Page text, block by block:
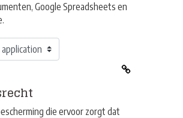
Google Spreadsheets en
die ervoor zorgt dat